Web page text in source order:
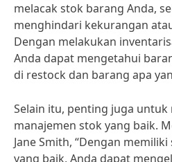
melacak stok barang Anda,
menghindari kekurangan
Dengan melakukan
Anda dapat mengetahui
di restock dan barang apa
Selain itu, penting juga untuk
manajemen stok yang baik.
Jane Smith, “Dengan
yang baik, Anda dapat